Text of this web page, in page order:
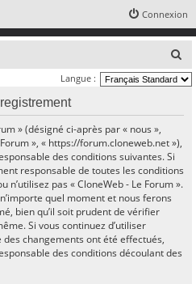
Connexion
e
h
Langue :
» (désigné ci-après par « nous »,
», « https://forum.cloneweb.net »),
des conditions suivantes. Si
responsable de toutes les conditions
n’utilisez pas « CloneWeb - Le Forum ».
quel moment et nous ferons
bien qu’il soit prudent de vérifier
Si vous continuez d’utiliser
des changements ont été effectués,
des conditions découlant des